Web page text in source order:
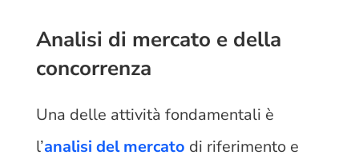
Analisi di mercato e della
concorrenza
Una delle attività fondamentali è
l’analisi del mercato di riferimento e